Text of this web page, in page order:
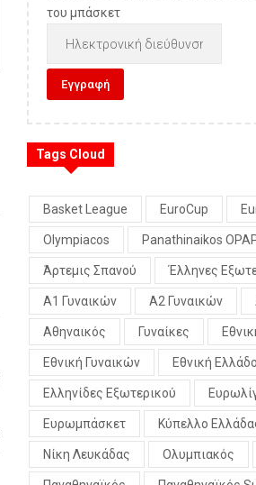
του μπάσκετ
Tags Cloud
Basket League EuroCup
Olympiacos Panathinaikos
Άρτεμις Σπανού Έλληνες
Α1 Γυναικών Α2 Γυναικών
Αθηναικός Γυναίκες
Εθνική Γυναικών Εθνική
Ελληνίδες Εξωτερικού
Ευρωμπάσκετ Κύπελλο
Νίκη Λευκάδας Ολυμπιακός